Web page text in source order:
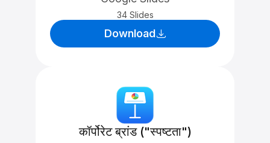
34 Slides
Download
कॉर्पोरेट ब्रांड ("स्पष्टता")